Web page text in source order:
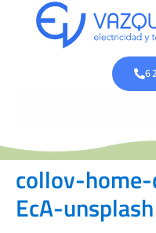
collov-
EcA-unsplash